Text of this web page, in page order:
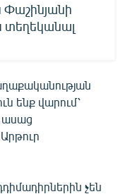
Փաշինյանի
տեղեկանալ
ենք վարում՝
ասաց
չեն